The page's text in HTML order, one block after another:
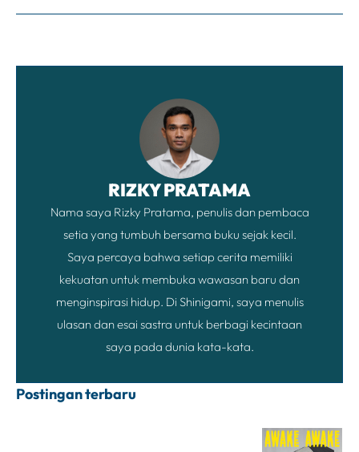
RIZKY PRATAMA
Nama saya Rizky Pratama, penulis dan pembaca
setia yang tumbuh bersama buku sejak kecil.
Saya percaya bahwa setiap cerita memiliki
kekuatan untuk membuka wawasan baru dan
menginspirasi hidup. Di Shinigami, saya menulis
ulasan dan esai sastra untuk berbagi kecintaan
saya pada dunia kata-kata.
Postingan terbaru